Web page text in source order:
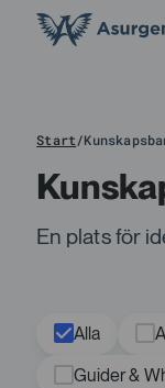
Start/
En plats för
Alla
Guider &